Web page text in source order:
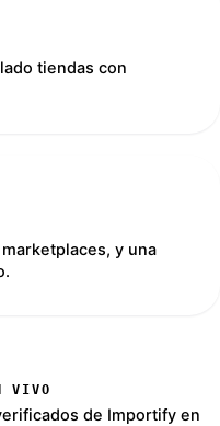
tiendas con
y una
VIVO
de Importify en